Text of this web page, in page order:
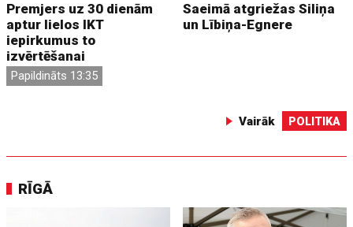
Premjers uz 30 dienām
aptur lielos IKT
iepirkumus to
izvērtēšanai
Papildināts 13:35
Saeimā atgriežas Siliņa
un Lībiņa-Egnere
Vairāk POLITIKA
RĪGĀ